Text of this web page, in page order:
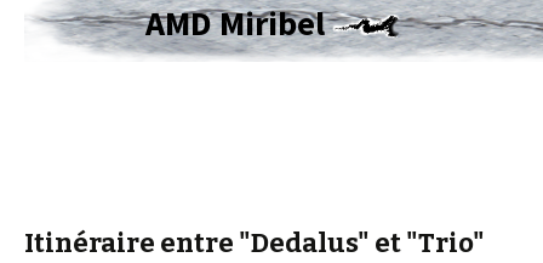
AMD Miribel
Itinéraire entre "Dedalus" et "Trio"